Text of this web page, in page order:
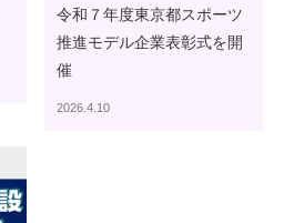
令和７年度東京都スポーツ
推進モデル企業表彰式を開
催
2026.4.10